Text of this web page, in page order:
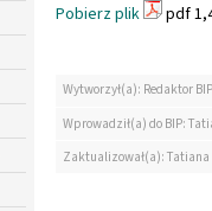
Pobierz plik
pdf
Wytworzył(a): Redaktor BIP
Wprowadził(a) do BIP:
Zaktualizował(a):